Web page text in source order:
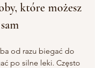
które możesz
od razu biegać do
po silne leki. Często